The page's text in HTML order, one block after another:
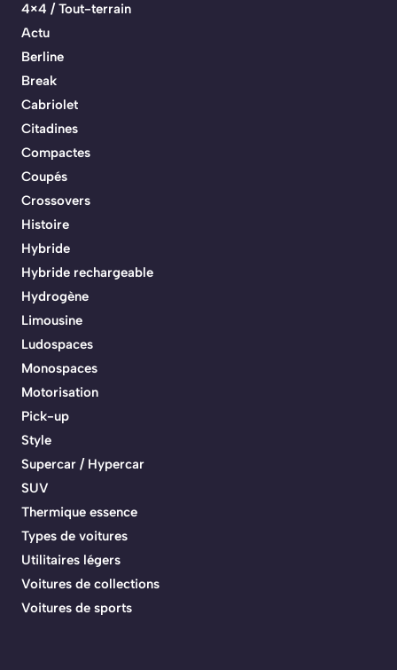
4×4 / Tout-terrain
Actu
Berline
Break
Cabriolet
Citadines
Compactes
Coupés
Crossovers
Histoire
Hybride
Hybride rechargeable
Hydrogène
Limousine
Ludospaces
Monospaces
Motorisation
Pick-up
Style
Supercar / Hypercar
SUV
Thermique essence
Types de voitures
Utilitaires légers
Voitures de collections
Voitures de sports